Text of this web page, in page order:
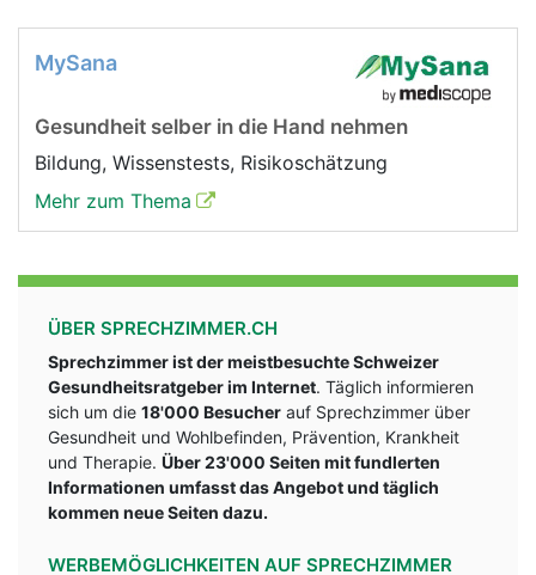
MySana
Gesundheit selber in die Hand nehmen
Bildung, Wissenstests, Risikoschätzung
Mehr zum Thema
ÜBER SPRECHZIMMER.CH
Sprechzimmer ist der meistbesuchte Schweizer
Gesundheitsratgeber im Internet. Täglich informieren
sich um die 18'000 Besucher auf Sprechzimmer über
Gesundheit und Wohlbefinden, Prävention, Krankheit
und Therapie. Über 23'000 Seiten mit fundlerten
Informationen umfasst das Angebot und täglich
kommen neue Seiten dazu.
WERBEMÖGLICHKEITEN AUF SPRECHZIMMER